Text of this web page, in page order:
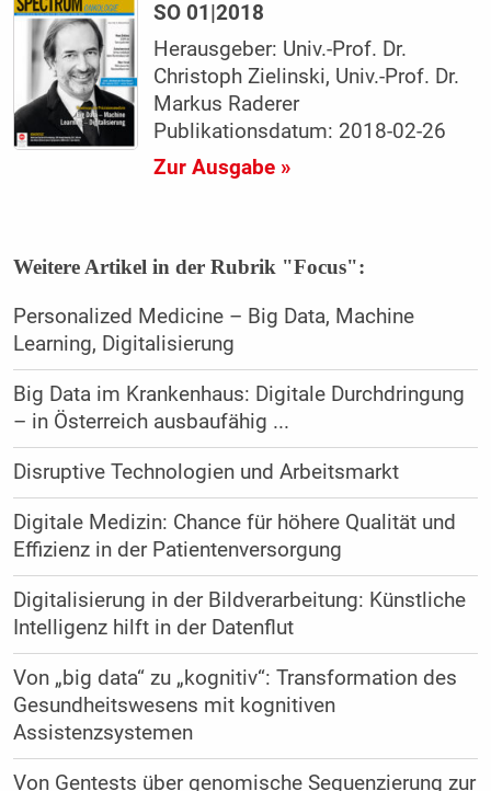
SO 01|2018
Herausgeber: Univ.-Prof. Dr.
Christoph Zielinski, Univ.-Prof. Dr.
Markus Raderer
Publikationsdatum: 2018-02-26
Zur Ausgabe »
Weitere Artikel in der Rubrik "Focus":
Personalized Medicine – Big Data, Machine
Learning, Digitalisierung
Big Data im Krankenhaus: Digitale Durchdringung
– in Österreich ausbaufähig ...
Disruptive Technologien und Arbeitsmarkt
Digitale Medizin: Chance für höhere Qualität und
Effizienz in der Patientenversorgung
Digitalisierung in der Bildverarbeitung: Künstliche
Intelligenz hilft in der Datenflut
Von „big data“ zu „kognitiv“: Transformation des
Gesundheitswesens ­mit kognitiven
Assistenzsystemen
Von Gentests über genomische Sequenzierung zur